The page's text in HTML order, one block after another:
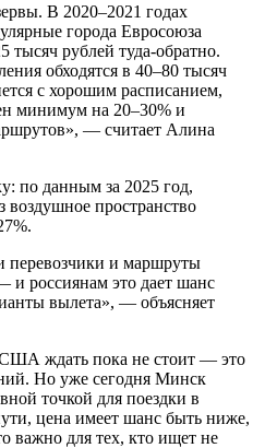
В 2020–2021 годах
города Евросоюза
тысяч рублей туда-обратно.
обходятся в 40–80 тысяч
с хорошим расписанием,
минимум на 20–30% и
— считает Алина
по данным за 2025 год,
воздушное пространство
перевозчики и маршруты
и россиянам это дает шанс
вылета», — объясняет
ждать пока не стоит — это
Но уже сегодня Минск
точкой для поездки в
цена имеет шанс быть ниже,
важно для тех, кто ищет не